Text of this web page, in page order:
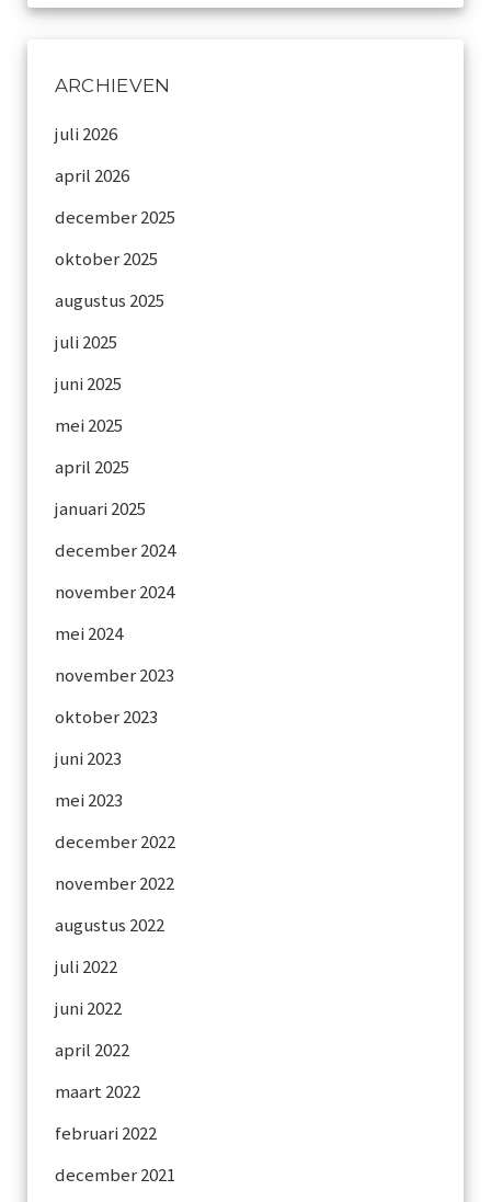
ARCHIEVEN
juli 2026
april 2026
december 2025
oktober 2025
augustus 2025
juli 2025
juni 2025
mei 2025
april 2025
januari 2025
december 2024
november 2024
mei 2024
november 2023
oktober 2023
juni 2023
mei 2023
december 2022
november 2022
augustus 2022
juli 2022
juni 2022
april 2022
maart 2022
februari 2022
december 2021